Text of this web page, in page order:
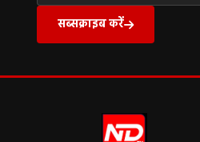
सब्सक्राइब करें